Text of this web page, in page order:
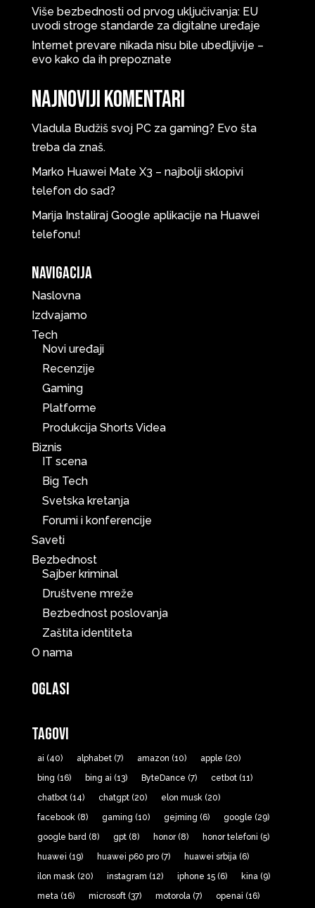
Više bezbednosti od prvog uključivanja: EU
uvodi stroge standarde za digitalne uređaje
Internet prevare nikada nisu bile ubedljivije –
evo kako da ih prepoznate
Najnoviji komentari
Vladula Budžiš svoj PC za gaming? Evo šta
treba da znaš.
Marko Huawei Mate X3 – najbolji sklopivi
telefon do sad?
Marija Instaliraj Google aplikacije na Huawei
telefonu!
Navigacija
Naslovna
Izdvajamo
Tech
Novi uređaji
Recenzije
Gaming
Platforme
Produkcija Shorts Videa
Biznis
IT scena
Big Tech
Svetska kretanja
Forumi i konferencije
Saveti
Bezbednost
Sajber kriminal
Društvene mreže
Bezbednost poslovanja
Zaštita identiteta
O nama
Oglasi
Tagovi
ai (40) alphabet(7) amazon (10) apple (20)
bing (16) bing ai (13) ByteDance (7) cetbot(11)
chatbot(14) chatgpt(20) elon musk(20)
facebook(8) gaming (10) gejming (6) google (29)
google bard(8) gpt(8) honor(8) honor telefoni (5)
huawei (19) huawei p60 pro(7) huawei srbija(6)
ilon mask(20) instagram (12) iphone 15(6) kina(9)
meta(16) microsoft(37) motorola(7) openai (16)